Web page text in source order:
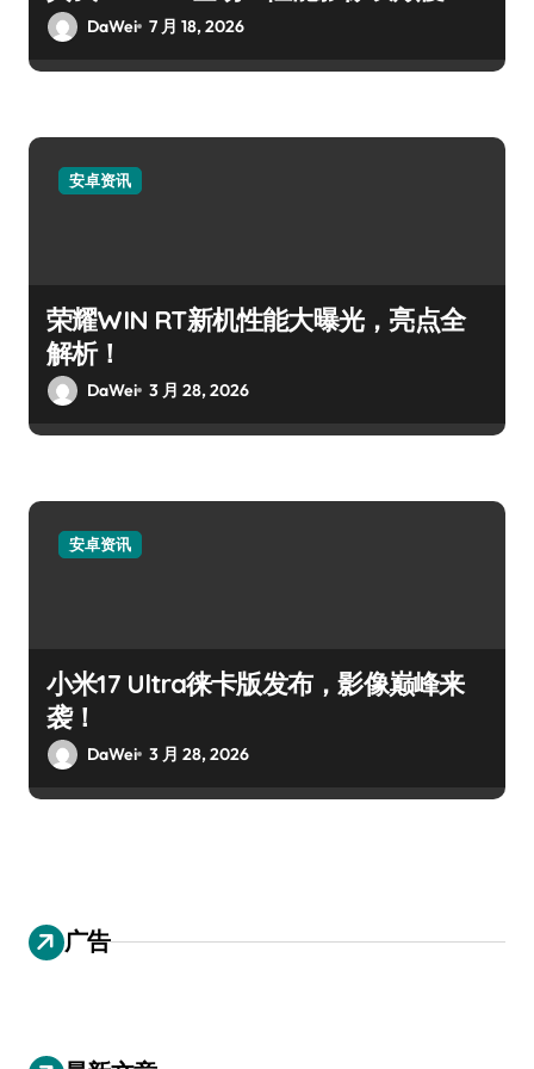
DaWei 7 月 18, 2026
安卓资讯
荣耀WIN RT新机性能大曝光，亮点全
解析！
DaWei 3 月 28, 2026
安卓资讯
小米17 Ultra徕卡版发布，影像巅峰来
袭！
DaWei 3 月 28, 2026
广告